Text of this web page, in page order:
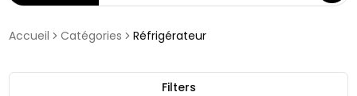
Accueil Catégories Réfrigérateur
Filters